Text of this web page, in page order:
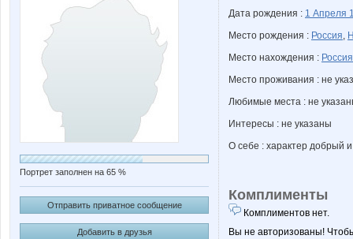
Портрет заполнен на 65 %
Отправить приватное сообщение
Добавить в друзья
Дата рождения : 1 Апреля
Место рождения : Россия,
Место нахождения : Россия
Место проживания : не
Любимые места : не
Интересы : не указаны
О себе : характер добрый и
Комплименты
Комплиментов нет.
Вы не авторизованы!